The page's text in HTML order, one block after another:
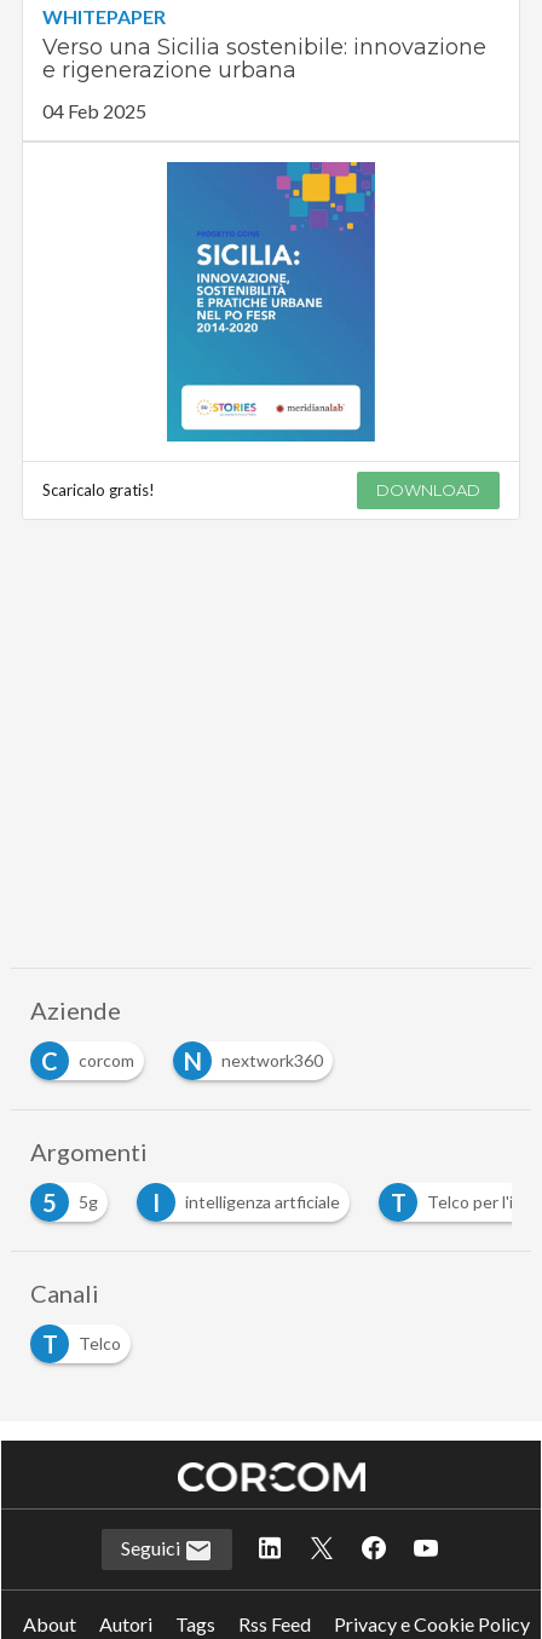
WHITEPAPER
Verso una Sicilia sostenibile: innovazione
e rigenerazione urbana
04 Feb 2025
Scaricalo gratis! DOWNLOAD
Aziende
C
corcom N nextwork360
Argomenti
5
5g I intelligenza artficiale T Telco per
Canali
T
Telco
Seguici
About Autori Tags Rss Feed
Privacy e Cookie Policy